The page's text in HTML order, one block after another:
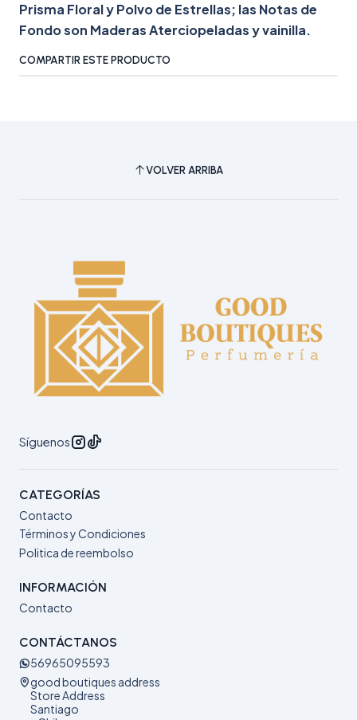
Prisma Floral y Polvo de Estrellas; las Notas de
Fondo son Maderas Aterciopeladas y vainilla.
COMPARTIR ESTE PRODUCTO
VOLVER ARRIBA
Síguenos
CATEGORÍAS
Contacto
Términos y Condiciones
Politica de reembolso
INFORMACIÓN
Contacto
CONTÁCTANOS
56965095593
good boutiques address
Store Address
Santiago